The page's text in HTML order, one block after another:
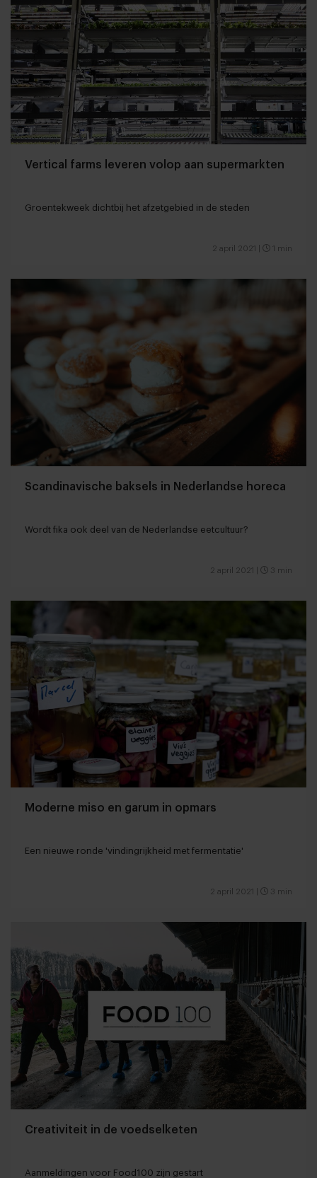
Vertical farms leveren volop aan supermarkten
Groentekweek dichtbij het afzetgebied in de steden
2 april 2021 1 min
Scandinavische baksels in Nederlandse horeca
Wordt fika ook deel van de Nederlandse eetcultuur?
2 april 2021 3 min
Moderne miso en garum in opmars
Een nieuwe ronde 'vindingrijkheid met fermentatie'
2 april 2021 3 min
Creativiteit in de voedselketen
Aanmeldingen voor Food100 zijn gestart